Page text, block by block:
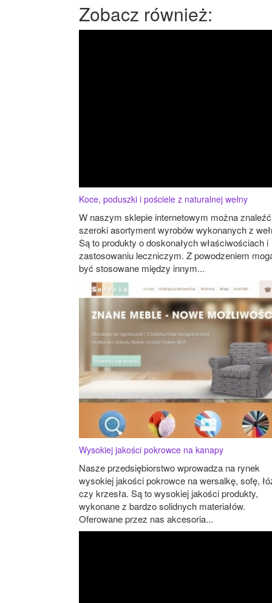
Zobacz również:
Koce, poduszki i pościele z naturalnej wełny
W naszym sklepie internetowym można znaleźć
szeroki asortyment wyrobów wykonanych z
Są to produkty o doskonałych właściwościach i
zastosowaniu leczniczym. Z powodzeniem
być stosowane między innym...
Wysokiej jakości pokrowce na kanapy
Nasze przedsiębiorstwo wprowadza na rynek
wysokiej jakości pokrowce na wersalkę, sofę,
czy krzesła. Są to wysokiej jakości produkty,
wykonane z bardzo solidnych materiałów.
Oferowane przez nas akcesoria...